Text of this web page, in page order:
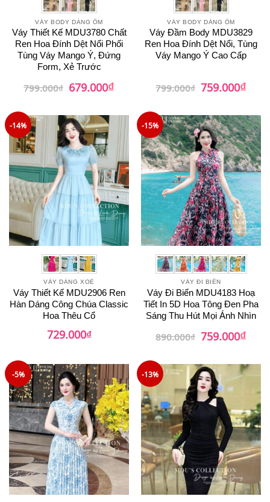
VÁY BODY DÁNG ÔM
Váy Thiết Kế MDU3780 Chất
Ren Hoa Đính Dệt Nổi Phối
Tùng Váy Mango Ý, Đứng
Form, Xẻ Trước
799.000₫ Giá
gốc
679.000₫Giá
hiện
679.000₫.
VÁY BODY DÁNG ÔM
Váy Đầm Body MDU3829
Ren Hoa Đính Dệt Nổi, Tùng
Váy Mango Ý Cao Cấp
799.000₫ Giá
gốc
759.000₫Giá
hiện
-14%
VÁY DÁNG XOÈ
Váy Thiết Kế MDU2906 Ren
Hàn Dáng Công Chúa Classic
Hoa Thêu Cổ
729.000₫
-15%
VÁY ĐI BIỂN
Váy Đi Biển MDU4183 Hoạ
Tiết In 5D Hoa Tông Đen Pha
Sáng Thu Hút Mọi Ánh Nhìn
890.000₫ Giá
gốc
759.000₫Giá
hiện
-5% -13%